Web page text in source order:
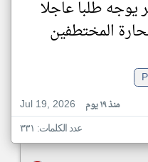
طلبا عاجلا
المختطفين
Jul 19, 2026
منذ ١٩ يوم
عدد الكلمات: ٣٣١